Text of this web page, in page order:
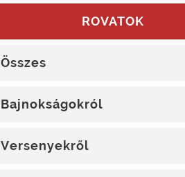
ROVATOK
Összes
Bajnokságokról
Versenyekről